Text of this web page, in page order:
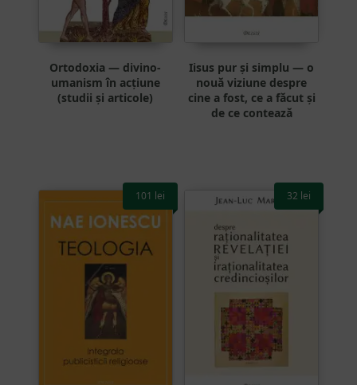
Ortodoxia — divino-
umanism în acțiune
(studii și articole)
Iisus pur și simplu — o
nouă viziune despre
cine a fost, ce a făcut și
de ce contează
101 lei 32 lei